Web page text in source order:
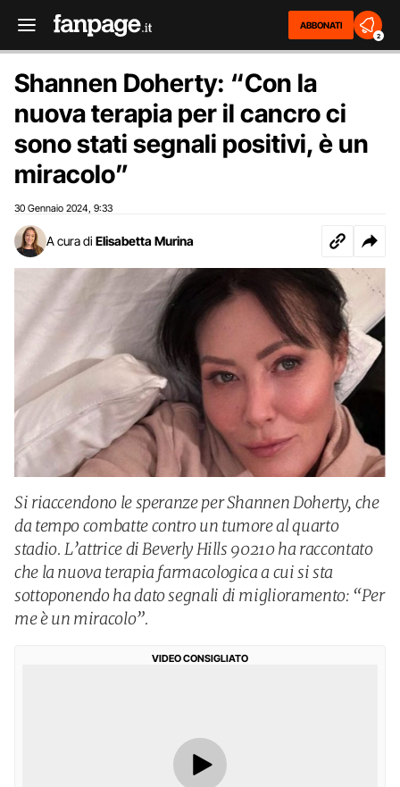
ABBONATI
2
Shannen Doherty: “Con la
nuova terapia per il cancro ci
sono stati segnali positivi, è un
miracolo”
30 Gennaio 2024 9:33
A cura di Elisabetta Murina
Si riaccendono le speranze per Shannen Doherty, che
da tempo combatte contro un tumore al quarto
stadio. L’attrice di Beverly Hills 90210 ha raccontato
che la nuova terapia farmacologica a cui si sta
sottoponendo ha dato segnali di miglioramento: “Per
me è un miracolo”.
VIDEO CONSIGLIATO